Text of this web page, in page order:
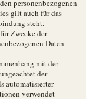
personenbezogenen
gilt auch für das
steht.
Zwecke der
Daten
mit der
der
automatisierter
verwendet